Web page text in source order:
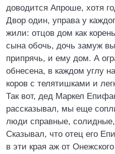
доводится Апроше, хотя
Двор один, управа у
жили: отцов дом как
сына обочь, дочь замуж
припрячь, и ему дом. А
обнесена, в каждом углу
коров с телятишками и
Так вот, дед Маркел
рассказывал, мы еще
люди справные,
Сказывал, что отец его
в эти края аж от